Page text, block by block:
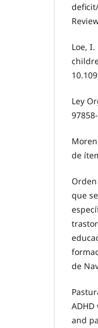
Loe,
Ley
de
que
de
and